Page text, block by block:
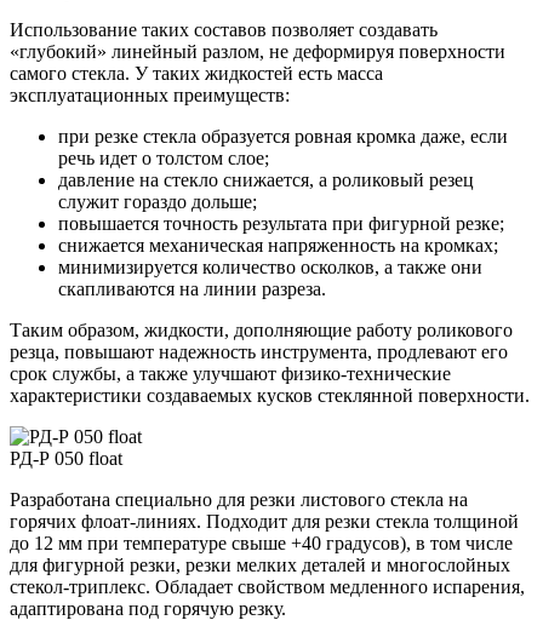
Использование таких составов позволяет создавать
«глубокий» линейный разлом, не деформируя поверхности
самого стекла. У таких жидкостей есть масса
эксплуатационных преимуществ:
при резке стекла образуется ровная кромка даже, если
речь идет о толстом слое;
давление на стекло снижается, а роликовый резец
служит гораздо дольше;
повышается точность результата при фигурной резке;
снижается механическая напряженность на кромках;
минимизируется количество осколков, а также они
скапливаются на линии разреза.
Таким образом, жидкости, дополняющие работу роликового
резца, повышают надежность инструмента, продлевают его
срок службы, а также улучшают физико-технические
характеристики создаваемых кусков стеклянной поверхности.
РД-Р 050 float
Разработана специально для резки листового стекла на
горячих флоат-линиях. Подходит для резки стекла толщиной
до 12 мм при температуре свыше +40 градусов), в том числе
для фигурной резки, резки мелких деталей и многослойных
стекол-триплекс. Обладает свойством медленного испарения,
адаптирована под горячую резку.